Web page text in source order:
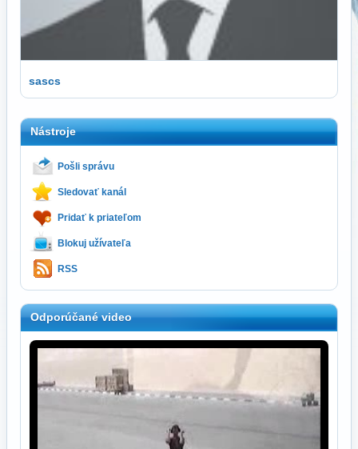
sascs
Nástroje
Pošli správu
Sledovať kanál
Pridať k priateľom
Blokuj užívateľa
RSS
Odporúčané video